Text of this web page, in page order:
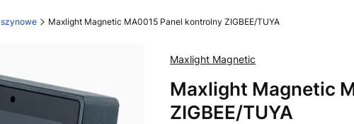
Maxlight Magnetic MA0015 Panel kontrolny ZIGBEE/TUYA
Maxlight Magnetic
Maxlight Magnetic
ZIGBEE/TUYA